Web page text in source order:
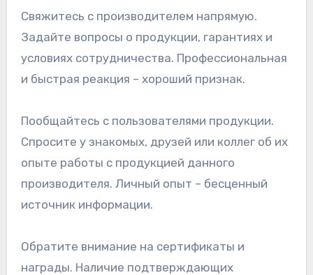
Свяжитесь с производителем напрямую.
Задайте вопросы о продукции, гарантиях и
условиях сотрудничества. Профессиональная
и быстрая реакция – хороший признак.
Пообщайтесь с пользователями продукции.
Спросите у знакомых, друзей или коллег об их
опыте работы с продукцией данного
производителя. Личный опыт – бесценный
источник информации.
Обратите внимание на сертификаты и
награды. Наличие подтверждающих